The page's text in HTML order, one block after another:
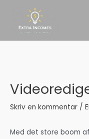
indholdet
Skriv en kommentar /
Med det store boom